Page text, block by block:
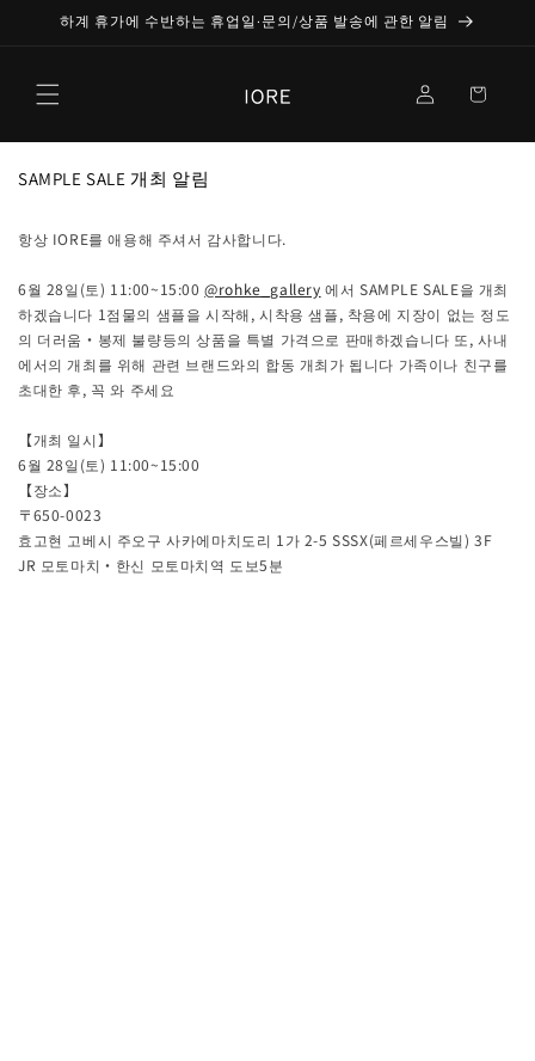
로 건너
하계 휴가에 수반하는 휴업일·문의/상품 발송에 관한 알림
그
트
SAMPLE SALE 개최 알림
항상 IORE를 애용해 주셔서 감사합니다.
6월 28일(토) 11:00~15:00@rohke_gallery 에서 SAMPLE SALE을 개최
하겠습니다 1점물의 샘플을 시작해, 시착용 샘플, 착용에 지장이 없는 정도
의 더러움・봉제 불량등의 상품을 특별 가격으로 판매하겠습니다 또, 사내
에서의 개최를 위해 관련 브랜드와의 합동 개최가 됩니다 가족이나 친구를
초대한 후, 꼭 와 주세요
【개최 일시】
6월 28일(토) 11:00~15:00
【장소】
〒650-0023
효고현 고베시 주오구 사카에마치도리 1가 2-5 SSSX(페르세우스빌) 3F
JR 모토마치・한신 모토마치역 도보5분